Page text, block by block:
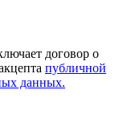
договор о
публичной
данных.